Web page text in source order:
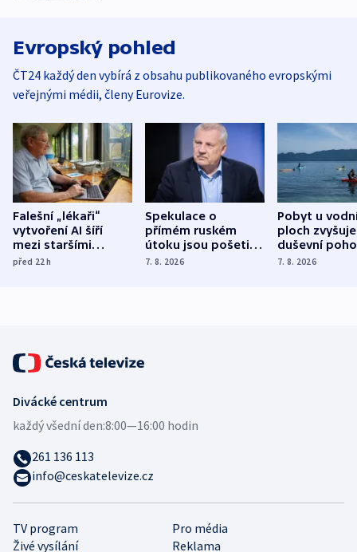
Evropský pohled
ČT24 každý den vybírá z obsahu publikovaného evropskými
veřejnými médii, členy Eurovize.
Falešní „lékaři“
vytvoření AI šíří
mezi staršími
Poláky nebezpečné
před 22h
Spekulace o
přímém ruském
útoku jsou pošetilé,
míní estonský
7. 8. 2026
Pobyt u
ploch zvyšuje
duševní
ukázala
7. 8. 2026
TV program
Pro média
Živé vysílání
Reklama
Divácké centrum
každý všední den:8:00—16:00 hodin
261 136 113
info@ceskatelevize.cz